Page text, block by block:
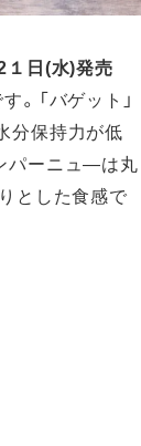
１ 日(水)発売
。「バゲット」
分保持力が低
パーニュ―は丸
とした食感で